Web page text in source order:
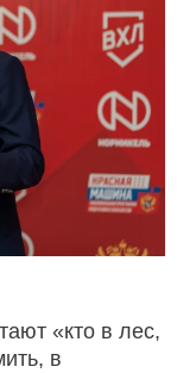
«кто в лес,
в